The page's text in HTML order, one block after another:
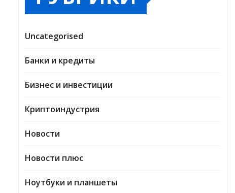
Uncategorised
Банки и кредиты
Бизнес и инвестиции
Криптоиндустрия
Новости
Новости плюс
Ноутбуки и планшеты